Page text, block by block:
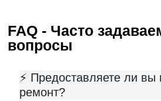
FAQ - Чacтo
вoпpocы
⚡️ Предоставляете ли вы
ремонт?